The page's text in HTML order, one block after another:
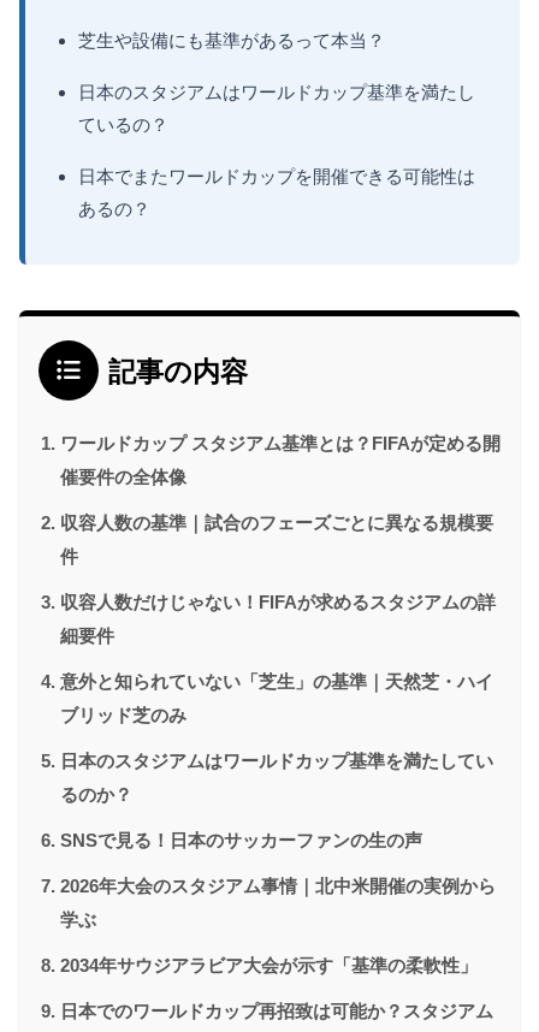
芝生や設備にも基準があるって本当？
日本のスタジアムはワールドカップ基準を満たし
ているの？
日本でまたワールドカップを開催できる可能性は
あるの？
記事の内容
ワールドカップ スタジアム基準とは？FIFAが定める開
催要件の全体像
収容人数の基準｜試合のフェーズごとに異なる規模要
件
収容人数だけじゃない！FIFAが求めるスタジアムの詳
細要件
意外と知られていない「芝生」の基準｜天然芝・ハイ
ブリッド芝のみ
日本のスタジアムはワールドカップ基準を満たしてい
るのか？
SNSで見る！日本のサッカーファンの生の声
2026年大会のスタジアム事情｜北中米開催の実例から
学ぶ
2034年サウジアラビア大会が示す「基準の柔軟性」
日本でのワールドカップ再招致は可能か？スタジアム